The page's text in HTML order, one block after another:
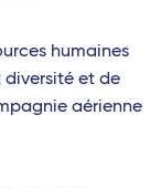
humaines
diversité et de
aérienne